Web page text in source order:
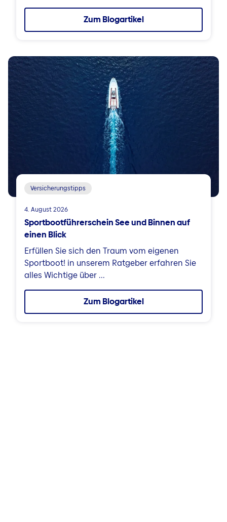
Zum Blogartikel
Versicherungstipps
4. August 2026
Sportbootführerschein See und Binnen auf
einen Blick
Erfüllen Sie sich den Traum vom eigenen
Sportboot! in unserem Ratgeber erfahren Sie
alles Wichtige über ...
Zum Blogartikel